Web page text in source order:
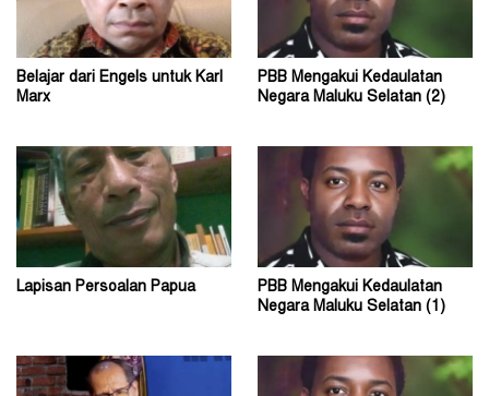
Belajar dari Engels untuk Karl
Marx
PBB Mengakui Kedaulatan
Negara Maluku Selatan (2)
Lapisan Persoalan Papua
PBB Mengakui Kedaulatan
Negara Maluku Selatan (1)